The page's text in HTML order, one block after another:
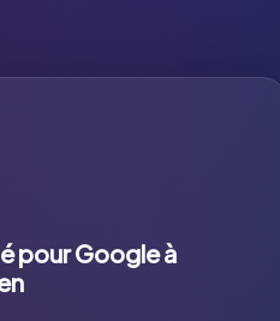
pour Google à